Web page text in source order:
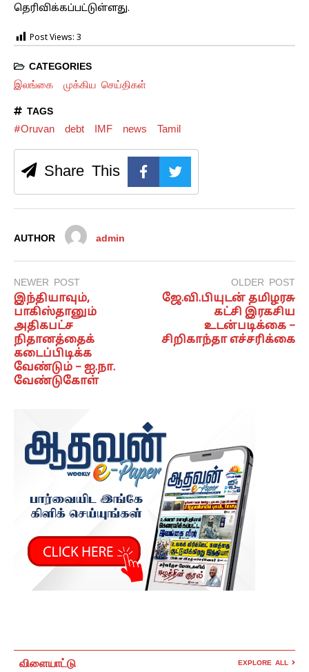
தெரிவிக்கப்பட்டுள்ளது.
Post Views: 3
CATEGORIES
இலங்கை முக்கிய செய்திகள்
TAGS
#Oruvan debt IMF news Tamil
Share This
AUTHOR admin
NEWER POST
இந்தியாவும்,
பாகிஸ்தானும்
அதிகபட்ச
நிதானத்தைக்
கடைப்பிடிக்க
வேண்டும் – ஐ.நா.
வேண்டுகோள்
OLDER POST
ஜே.வி.பியுடன் தமிழரசு
கட்சி இரகசிய
உடன்படிக்கை –
சிறிகாந்தா எச்சரிக்கை
விளையாட்டு EXPLORE ALL